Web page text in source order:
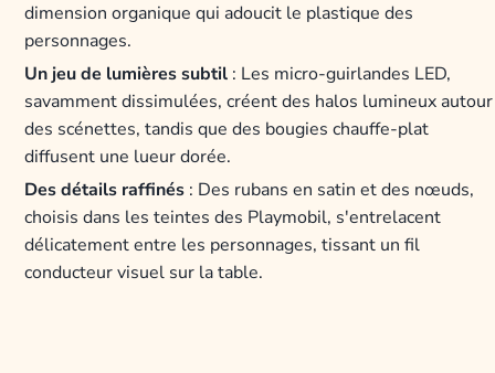
dimension organique qui adoucit le plastique des
personnages.
Un jeu de lumières subtil : Les micro-guirlandes LED,
savamment dissimulées, créent des halos lumineux autour
des scénettes, tandis que des bougies chauffe-plat
diffusent une lueur dorée.
Des détails raffinés : Des rubans en satin et des nœuds,
choisis dans les teintes des Playmobil, s'entrelacent
délicatement entre les personnages, tissant un fil
conducteur visuel sur la table.